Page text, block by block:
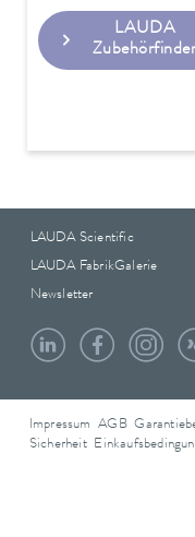
LAUDA
LAUDA Scientific
LAUDA FabrikGalerie
Newsletter
Impressum AGB
Sicherheit